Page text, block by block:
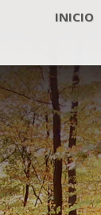
INICIO